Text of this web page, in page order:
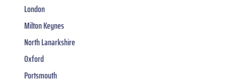
London
Milton Keynes
North Lanarkshire
Oxford
Portsmouth